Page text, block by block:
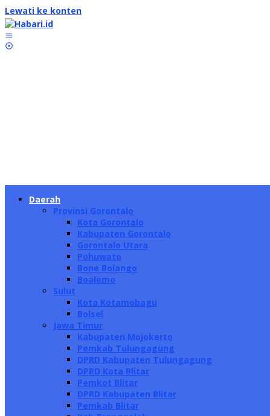
Lewati ke konten
Daerah
Provinsi Gorontalo
Kota Gorontalo
Kabupaten Gorontalo
Gorontalo Utara
Pohuwato
Bone Bolango
Boalemo
Sulut
Kota Kotamobagu
Bolsel
Jawa Timur
Kabupaten Mojokerto
Pemkab Tulungagung
DPRD Kabupaten Tulungagung
DPRD Kota Blitar
Pemkot Blitar
DPRD Kabupaten Blitar
Pemkab Blitar